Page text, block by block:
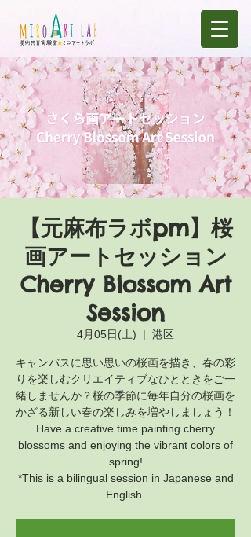
【元麻布ラボpm】桜
画アートセッション
Cherry Blossom Art
Session
4月05日(土)
  |
港区
キャンバスに思い思いの桜画を描き、春の彩
りを楽しむクリエイティブなひとときをご一
緒しませんか？桜の季節に毎年自分の桜画を
かざる新しい春の楽しみを増やしましょう！
Have a creative time painting cherry
blossoms and enjoying the vibrant colors of
spring!
*This is a bilingual session in Japanese and
English.